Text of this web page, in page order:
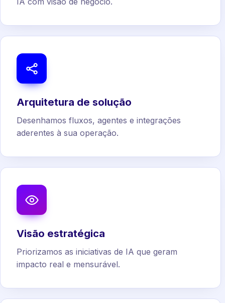
Arquitetura de solução
Desenhamos fluxos, agentes e integrações
aderentes à sua operação.
Visão estratégica
Priorizamos as iniciativas de IA que geram
impacto real e mensurável.